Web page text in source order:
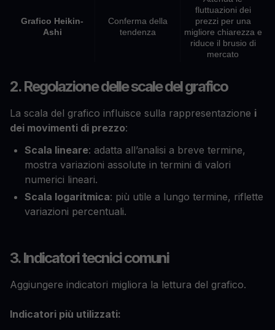
Grafico Heikin-
Ashi
Conferma della
tendenza
fluttuazioni dei
prezzi per una
migliore chiarezza e
riduce il brusio di
mercato
2. Regolazione delle scale del grafico
La scala del grafico influisce sulla rappresentazione i
dei movimenti di prezzo:
Scala lineare: adatta all’analisi a breve termine,
mostra variazioni assolute in termini di valori
numerici lineari.
Scala logaritmica: più utile a lungo termine, riflette
variazioni percentuali.
3. Indicatori tecnici comuni
Aggiungere indicatori migliora la lettura del grafico.
Indicatori più utilizzati: